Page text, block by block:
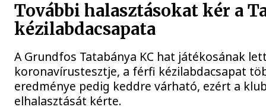
További halasztásokat kér a
kézilabdacsapata
A Grundfos Tatabánya KC hat játékosának
koronavírustesztje, a férfi kézilabdacsapat
eredménye pedig keddre várható, ezért a
elhalasztását kérte.